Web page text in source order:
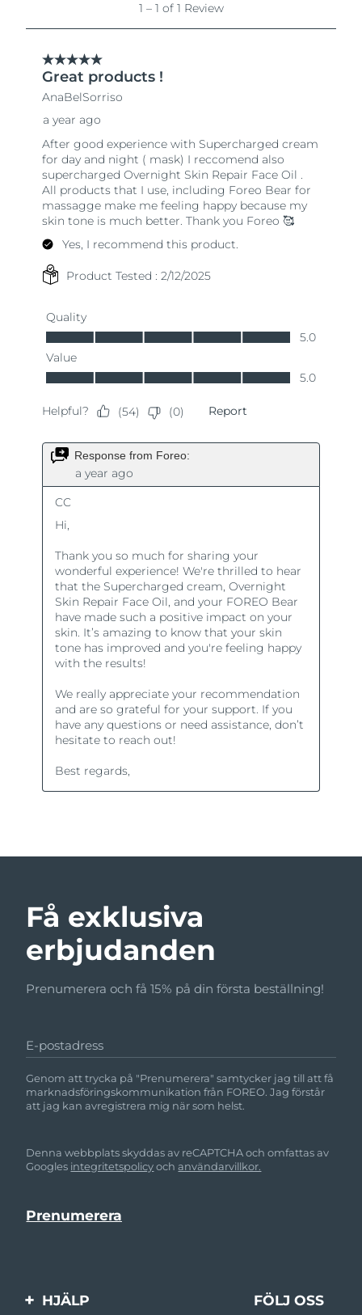
Få exklusiva
erbjudanden
Prenumerera och få 15% på din första beställning!
E-postadress
Genom att trycka på "Prenumerera" samtycker jag till att få
marknadsföringskommunikation från FOREO. Jag förstår
att jag kan avregistrera mig när som helst.
Denna webbplats skyddas av reCAPTCHA och omfattas av
Googles integritetspolicyochanvändarvillkor.
HJÄLP FÖLJ OSS